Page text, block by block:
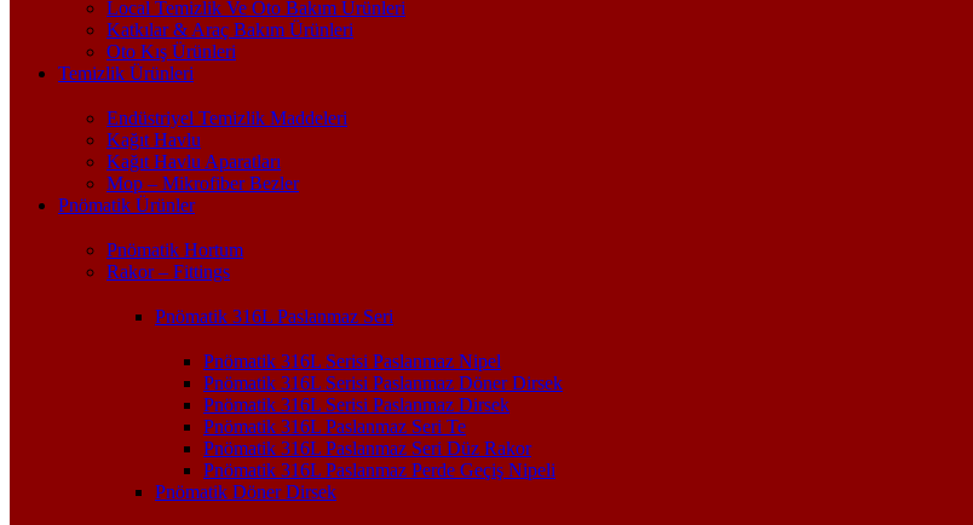
Local Temizlik Ve Oto Bakım Ürünleri
Katkılar & Araç Bakım Ürünleri
Oto Kış Ürünleri
Temizlik Ürünleri
Endüstriyel Temizlik Maddeleri
Kağıt Havlu
Kağıt Havlu Aparatları
Mop – Mikrofiber Bezler
Pnömatik Ürünler
Pnömatik Hortum
Rakor – Fittings
Pnömatik 316L Paslanmaz Seri
Pnömatik 316L Serisi Paslanmaz Nipel
Pnömatik 316L Serisi Paslanmaz Döner Dirsek
Pnömatik 316L Serisi Paslanmaz Dirsek
Pnömatik 316L Paslanmaz Seri Te
Pnömatik 316L Paslanmaz Seri Düz Rakor
Pnömatik 316L Paslanmaz Perde Geçiş Nipeli
Pnömatik Döner Dirsek